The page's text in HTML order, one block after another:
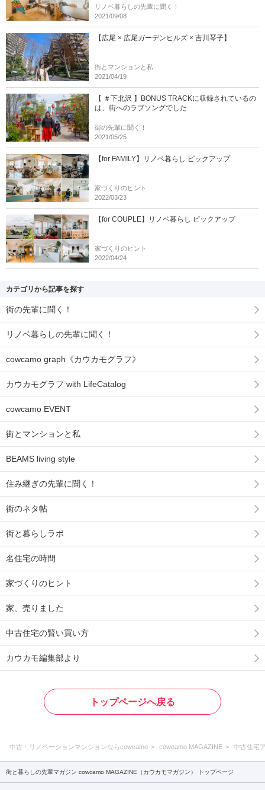
リノベ暮らしの先輩に聞く！
2021/09/08
【広尾 × 広尾ガーデンヒルズ × 吉川琴子】
街とマンションと私
2021/04/19
【 ＃下北沢 】BONUS TRACKに収録されているの
は、街へのラブソングでした
街の先輩に聞く！
2021/05/25
【for FAMILY】リノベ暮らし ピックアップ
家づくりのヒント
2022/03/23
【for COUPLE】リノベ暮らし ピックアップ
家づくりのヒント
2022/04/24
カテゴリから記事を探す
街の先輩に聞く！
リノベ暮らしの先輩に聞く！
cowcamo graph《カウカモグラフ》
カウカモグラフ with LifeCatalog
cowcamo EVENT
街とマンションと私
BEAMS living style
住み継ぎの先輩に聞く！
街のネタ帖
街と暮らしラボ
名住宅の時間
家づくりのヒント
家、売りました
中古住宅の賢い買い方
カウカモ編集部より
トップページへ戻る
中古・リノベーションマンションならcowcamo cowcamo MAGAZINE 中古住宅
街と暮らしの先輩マガジン cowcamo MAGAZINE（カウカモマガジン） トップページ